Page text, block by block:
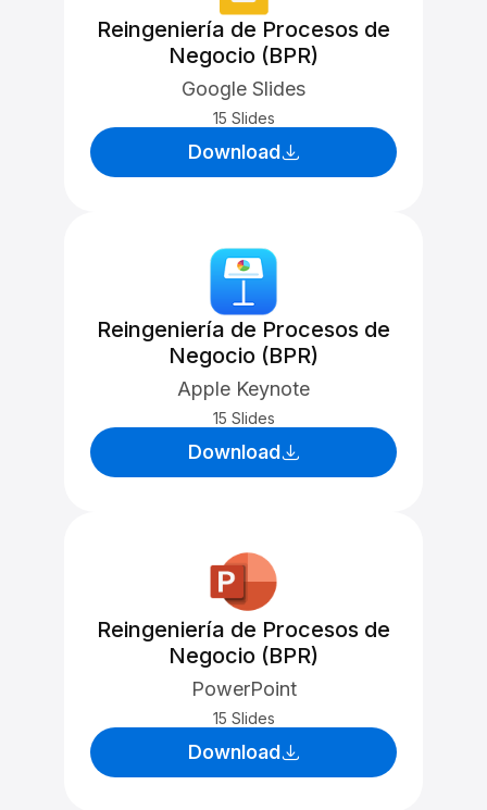
Reingeniería de Procesos de
Negocio (BPR)
Google Slides
15 Slides
Download
Reingeniería de Procesos de
Negocio (BPR)
Apple Keynote
15 Slides
Download
Reingeniería de Procesos de
Negocio (BPR)
PowerPoint
15 Slides
Download